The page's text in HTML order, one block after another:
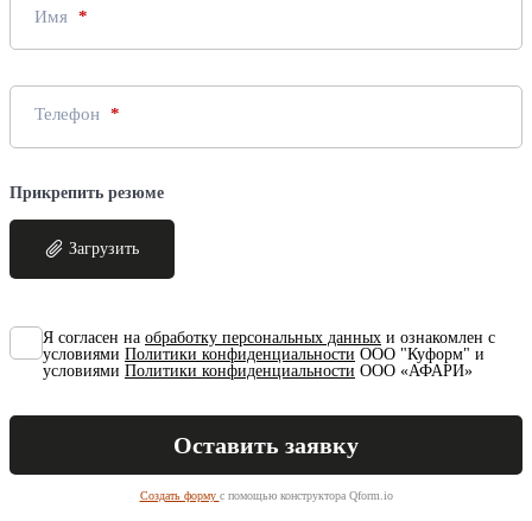
Имя
Телефон
Прикрепить резюме
Загрузить
Я согласен на обработку персональных данных и ознакомлен с
условиями Политики конфиденциальности ООО "Куформ" и
условиями Политики конфиденциальности ООО «АФАРИ»
Создать форму с помощью конструктора Qform.io